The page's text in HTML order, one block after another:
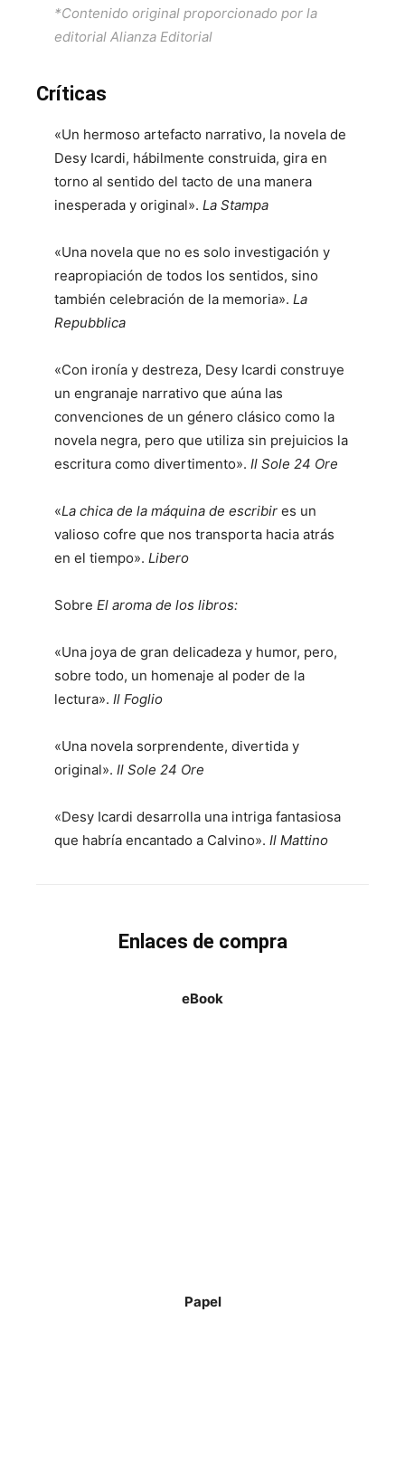
*Contenido original proporcionado por la
editorial Alianza Editorial
Críticas
«Un hermoso artefacto narrativo, la novela de
Desy Icardi, hábilmente construida, gira en
torno al sentido del tacto de una manera
inesperada y original». La Stampa
«Una novela que no es solo investigación y
reapropiación de todos los sentidos, sino
también celebración de la memoria». La
Repubblica
«Con ironía y destreza, Desy Icardi construye
un engranaje narrativo que aúna las
convenciones de un género clásico como la
novela negra, pero que utiliza sin prejuicios la
escritura como divertimento». Il Sole 24 Ore
«La chica de la máquina de escribir es un
valioso cofre que nos transporta hacia atrás
en el tiempo». Libero
Sobre El aroma de los libros:
«Una joya de gran delicadeza y humor, pero,
sobre todo, un homenaje al poder de la
lectura». Il Foglio
«Una novela sorprendente, divertida y
original». Il Sole 24 Ore
«Desy Icardi desarrolla una intriga fantasiosa
que habría encantado a Calvino». Il Mattino
Enlaces de compra
eBook
Papel